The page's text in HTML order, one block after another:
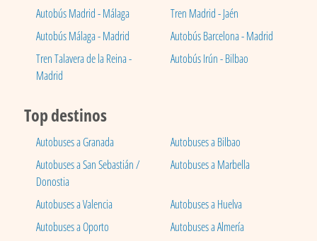
Autobús Madrid - Málaga
Tren Madrid - Jaén
Autobús Málaga - Madrid
Autobús Barcelona - Madrid
Tren Talavera de la Reina -
Madrid
Autobús Irún - Bilbao
Top destinos
Autobuses a Granada
Autobuses a Bilbao
Autobuses a San Sebastián /
Donostia
Autobuses a Marbella
Autobuses a Valencia
Autobuses a Huelva
Autobuses a Oporto
Autobuses a Almería